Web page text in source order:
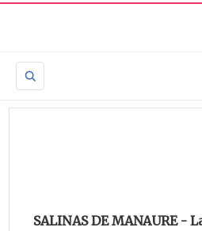
SALINAS DE MANAURE -